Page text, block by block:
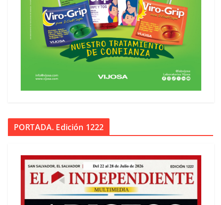
PORTADA. Edición 1222